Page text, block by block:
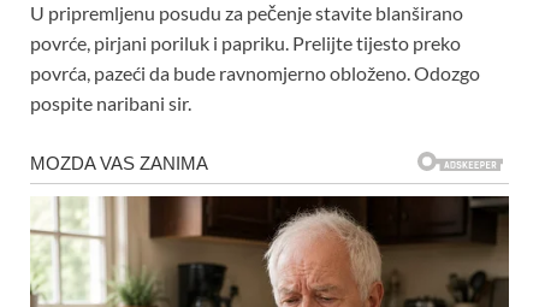
U pripremljenu posudu za pečenje stavite blanširano
povrće, pirjani poriluk i papriku. Prelijte tijesto preko
povrća, pazeći da bude ravnomjerno obloženo. Odozgo
pospite naribani sir.